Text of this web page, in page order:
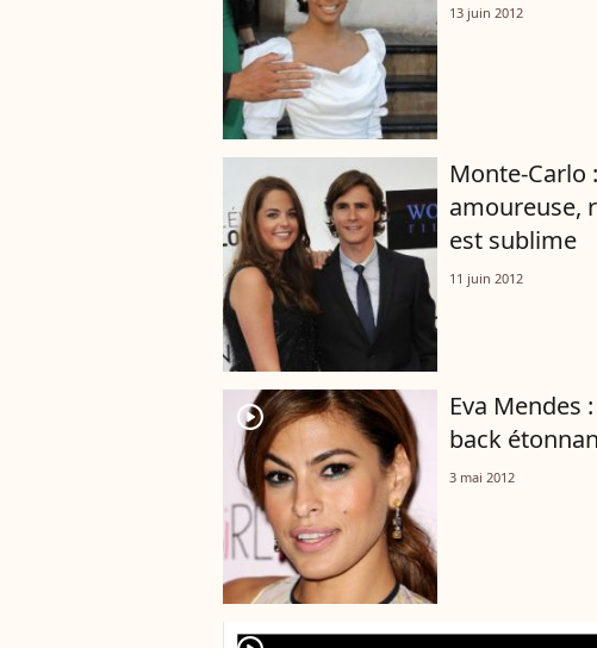
13 juin 2012
Monte-Carlo
amoureuse,
est sublime
11 juin 2012
player2
Eva Mendes
back
3 mai 2012